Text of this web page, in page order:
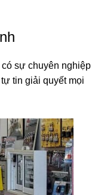
sự chuyên nghiệp
tin giải quyết mọi